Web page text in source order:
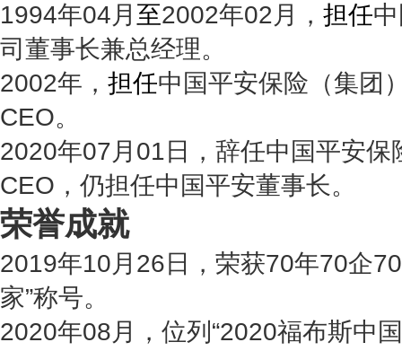
1994年04月 至2002年02月， 担任
司董事长兼总经理。
2002年， 担任中国平安保险（集团
CEO。
2020年07月01日，辞任中国平安保
CEO，仍担任中国平安董事长。
荣誉成就
2019年10月26日，荣获70年70企
家”称号。
2020年08月，位列“2020福布斯中